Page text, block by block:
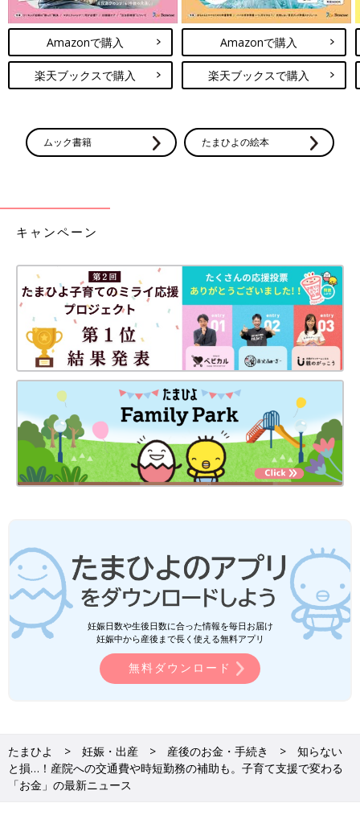
【助成を受けられる人は？】
生活保護世帯、住民税非課税世帯のいずれかに属し、各自治体が
設けた要件に該当し、同意できる人。
【助成される金額は？】
【申請・問い合わせ先は？】
ほかにもこんな支援が③里帰り出産の健診費の助成
里帰り出産先の産科医療機関などで、自宅のある自治体から支給
されていた「妊婦健康診査受診票」が使えない場合に、健診費や
検査費の一部または全額が助成される制度。ただし助成は、居住
している自治体が導入している妊婦健診費用のみです。
【助成を受けられる人は？】
里帰り出産により、助成対象として配布されていた妊婦健康診査
受診票や検査票が使用できなかった人。海外での受診料は対象
外。各自治体で条件があるので確認を。
【助成される金額は？】
妊婦健診費や各検査費の実費に応じて助成（上限額あり）
ほかにもこんな支援が④遠方の分娩施設で出産する
場合の助成
遠方の分娩施設で出産する必要がある場合の、交通費および宿泊
費が、全国的に助成されつつあります。移動にかかる交通費およ
び、出産に備えて分娩施設の近くで待機するための宿泊施設の宿
上、または医学的な理由で、最も近い周産期母子医療センターで
出産するため居住地から約60分以上の移動時間がかかる妊婦※。
Amazonで購入
楽天ブックスで購入
Amazonで購入
楽天ブックスで購入
ムック書籍 たまひよの絵本
キャンペーン
妊娠日数や生後日数に合った情報を毎日お届け
妊娠中から産後まで長く使える無料アプリ
無料ダウンロード
たまひよ 妊娠・出産 産後のお金・手続き
知らない
と損…！産院への交通費や時短勤務の補助も。子育て支援で変わる
「お金」の最新ニュース